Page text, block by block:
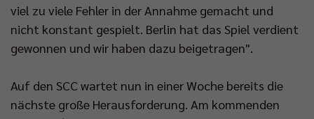
viel zu viele Fehler in der Annahme gemacht und
nicht konstant gespielt. Berlin hat das Spiel verdient
gewonnen und wir haben dazu beigetragen".
Auf den SCC wartet nun in einer Woche bereits die
nächste große Herausforderung. Am kommenden